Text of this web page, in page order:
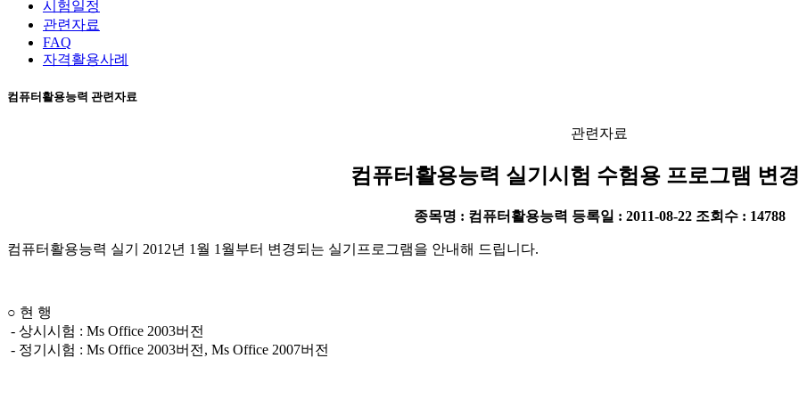
시험일정
관련자료
FAQ
자격활용사례
컴퓨터활용능력 관련자료
관련자료
컴퓨터활용능력 실기시험 수험용 프로그램 변
종목명 : 컴퓨터활용능력 등록일 : 2011-08-22 조회수 : 14788
컴퓨터활용능력 실기 2012년 1월 1월부터 변경되는 실기프로그램을 안내해 드립니다.
○ 현 행
- 상시시험 : Ms Office 2003버전
- 정기시험 : Ms Office 2003버전, Ms Office 2007버전